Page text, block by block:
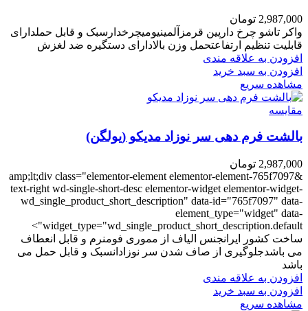
2,987,000 تومان
واکر تاشو چرخ دارپین قرمزآلمینیومیچرخدارسبک و قابل حملدارای
قابلیت تنظیم ارتفاعتحمل وزن بالادارای دستگیره ضد لغزش
افزودن به علاقه مندی
افزودن به سبد خرید
مشاهده سریع
مقایسه
بالشت فرم دهی سر نوزاد مدیکو (یولگن)
2,987,000 تومان
&amp;lt;div class="elementor-element elementor-element-765f7097
text-right wd-single-short-desc elementor-widget elementor-widget-
wd_single_product_short_description" data-id="765f7097" data-
element_type="widget" data-
widget_type="wd_single_product_short_description.default">
ساخت کشور ایرانجنس الیاف از مموری فومنرم و قابل انعطاف
می باشدجلوگیری از صاف شدن سر نوزادانسبک و قابل حمل می
باشد
افزودن به علاقه مندی
افزودن به سبد خرید
مشاهده سریع